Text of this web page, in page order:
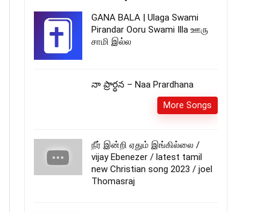
GANA BALA | Ulaga Swami
Pirandar Ooru Swami Illa ஊரு
சாமி இல்ல
నా ప్రార్ధన – Naa Prardhana
More Songs
நீர் இன்றி ஏதும் இங்கில்லை /
vijay Ebenezer / latest tamil
new Christian song 2023 / joel
Thomasraj